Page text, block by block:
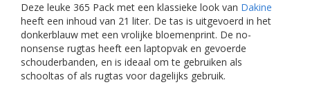
Deze leuke 365 Pack met een klassieke look van Dakine
heeft een inhoud van 21 liter. De tas is uitgevoerd in het
donkerblauw met een vrolijke bloemenprint. De no-
nonsense rugtas heeft een laptopvak en gevoerde
schouderbanden, en is ideaal om te gebruiken als
schooltas of als rugtas voor dagelijks gebruik.